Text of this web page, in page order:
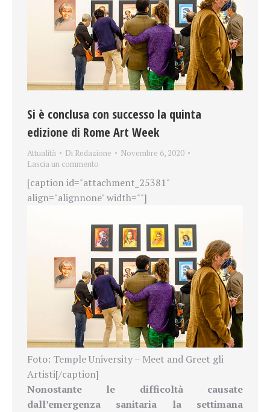
Si è conclusa con successo la quinta
edizione di Rome Art Week
Attualità Di Redazione
Novembre 6, 2020
Lascia un commento
[caption id="attachment_25381"
align="alignnone" width=""]
Foto: Temple University – Meet and Greet gli
Artisti[/caption]
Nonostante le difficoltà causate
dall’emergenza sanitaria la settimana